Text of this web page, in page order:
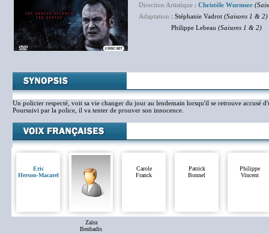
Direction Artistique : Christèle Wurmser
Adaptation : Stéphanie Vadrot (Saisons 1 & 2)
Philippe Lebeau (Saisons 1 & 2)
Un policier respecté, voit sa vie changer du jour au lendemain lorsqu'il se retrouve accusé
Poursuivi par la police, il va tenter de prouver son innocence.
Eric
Herson-Macarel
Zaïra
Benbadis
Carole
Franck
Patrick
Bonnel
Philippe
Vincent